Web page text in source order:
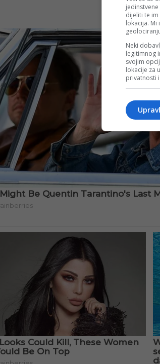
dijeliti te
lokacija.
Neki
legitimnog
svojim
lokacije za
privatnosti